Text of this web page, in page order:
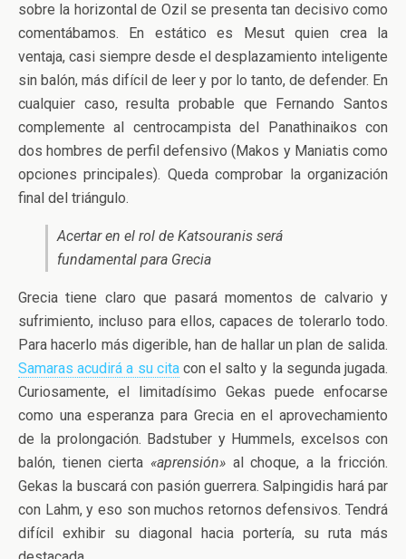
sobre la horizontal de Ozil se presenta tan decisivo como
comentábamos. En estático es Mesut quien crea la
ventaja, casi siempre desde el desplazamiento inteligente
sin balón, más difícil de leer y por lo tanto, de defender. En
cualquier caso, resulta probable que Fernando Santos
complemente al centrocampista del Panathinaikos con
dos hombres de perfil defensivo (Makos y Maniatis como
opciones principales). Queda comprobar la organización
final del triángulo.
Acertar en el rol de Katsouranis será
fundamental para Grecia
Grecia tiene claro que pasará momentos de calvario y
sufrimiento, incluso para ellos, capaces de tolerarlo todo.
Para hacerlo más digerible, han de hallar un plan de salida.
Samaras acudirá a su citacon el salto y la segunda jugada.
Curiosamente, el limitadísimo Gekas puede enfocarse
como una esperanza para Grecia en el aprovechamiento
de la prolongación. Badstuber y Hummels, excelsos con
balón, tienen cierta «aprensión»al choque, a la fricción.
Gekas la buscará con pasión guerrera. Salpingidis hará par
con Lahm, y eso son muchos retornos defensivos. Tendrá
difícil exhibir su diagonal hacia portería, su ruta más